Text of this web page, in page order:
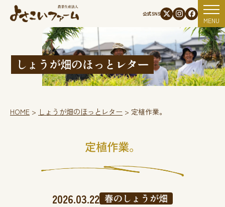
公式SNS
MENU
資材使用状況
しょうが畑のほっとレター
HOME > しょうが畑のほっとレター > 定植作業。
定植作業。
2026.03.22 春のしょうが畑